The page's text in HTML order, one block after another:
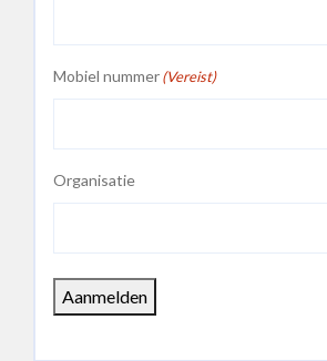
Mobiel nummer(Vereist)
Organisatie
Aanmelden